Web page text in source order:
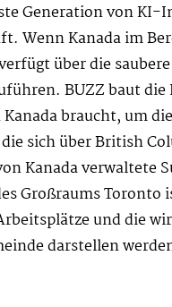
Generation von KI-
Wenn Kanada im
über die
BUZZ baut
braucht, um
sich über British
Kanada verwaltete
Großraums Toronto
und die
darstellen